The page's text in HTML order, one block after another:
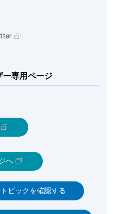
ー専用ページ
へ
ピックを確認する